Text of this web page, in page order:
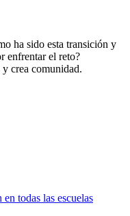
ha sido esta transición y
enfrentar el reto?
crea comunidad.